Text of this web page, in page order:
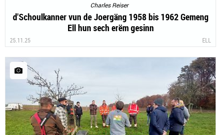
Charles Reiser
d'Schoulkanner vun de Joergäng 1958 bis 1962 Gemeng
Ell hun sech erëm gesinn
25.11.25 ELL